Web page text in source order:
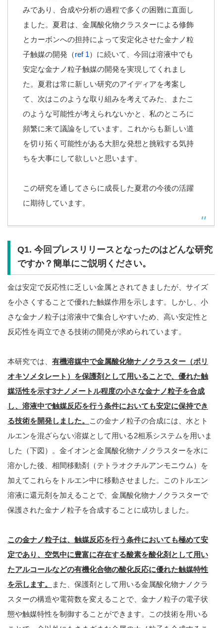
みであり、合成や分析の過程で多くの困難に直面し
ました。夏君は、金属酸化物クラスターによる修飾
とカーボンへの担持によって安定化させた金ナノ粒
子触媒の開発（ref 1）に続いて、今回は溶液中でも
安定な金ナノ粒子触媒の開発を実現してくれまし
た。夏君は常に新しい研究のアイディアを考案し
て、次はこのような取り組みを考えてみた、またこ
のような可能性が考えられないかと、私のところに
頻繁に来て議論をしています。これからも新しい道
を切り拓く可能性がある大胆な発想と挑戦する気持
ちを大事にして欲しいと思います。
この研究を通してさらに成長した夏君の今後の活躍
に期待しています。
Q1. 今回プレスリリースとなったのはどんな研究
ですか？簡単にご説明ください。
金は安定で反応性に乏しい金属とされてきましたが、サイズ
を小さくすることで優れた触媒作用を示します。しかし、小
さな金ナノ粒子は溶液中で集合しやすいため、高い安定性と
反応性を両立できる技術の開発が求められています。
本研究では、 有機溶媒中で金属酸化物ナノクラスター（ポリ
オキソメタレート）を保護剤として用いることで、優れた触
媒活性を示す3ナノメートル程度の小さな金ナノ粒子を合成
し、溶液中で触媒反応を行う条件においても安定に保持でき
る技術を開発しました。
この金ナノ粒子の合成には、水とト
ルエンを混ざらない溶媒として用いる2相系システムを用いま
した（下図）。金イオンと金属酸化物ナノクラスターを水に
溶かした後、相間移動剤（テトラオクチルアンモニウム）を
加えてこれらをトルエン中に移動させました。このトルエン
溶液に還元剤を加えることで、金属酸化物ナノクラスターで
保護された金ナノ粒子を合成することに成功しました。
この金ナノ粒子は、触媒反応を行う条件においても極めて安
定であり、空気中に豊富に存在する酸素を酸化剤として用い
たアルコールなどの有機化合物の酸化反応に優れた触媒特性
を示します。
また、保護剤として用いる金属酸化物ナノクラ
スターの構造や電荷数を変えることで、金ナノ粒子の電子状
態や触媒特性を制御することができます。この技術を用いる